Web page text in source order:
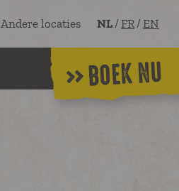
Andere locaties NL/ FR/ EN
BOEK NU